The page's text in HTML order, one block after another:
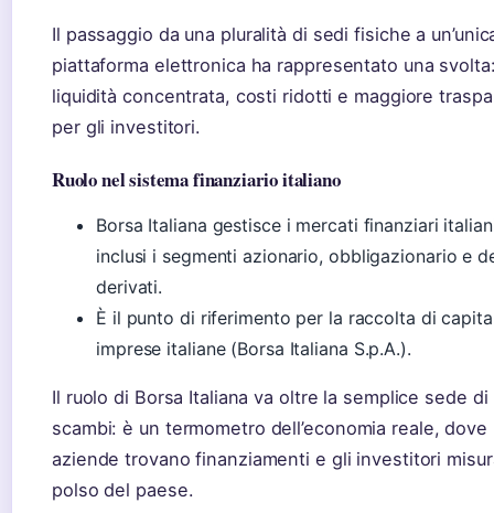
Il passaggio da una pluralità di sedi fisiche a
piattaforma elettronica ha rappresentato una
liquidità concentrata, costi ridotti e maggiore
per gli investitori.
Ruolo nel sistema finanziario italiano
Borsa Italiana gestisce i mercati finanziari
inclusi i segmenti azionario, obbligazionario e
derivati.
È il punto di riferimento per la raccolta di
imprese italiane (Borsa Italiana S.p.A.).
Il ruolo di Borsa Italiana va oltre la semplice sede di
scambi: è un termometro dell’economia reale, dove
aziende trovano finanziamenti e gli investitori
polso del paese.